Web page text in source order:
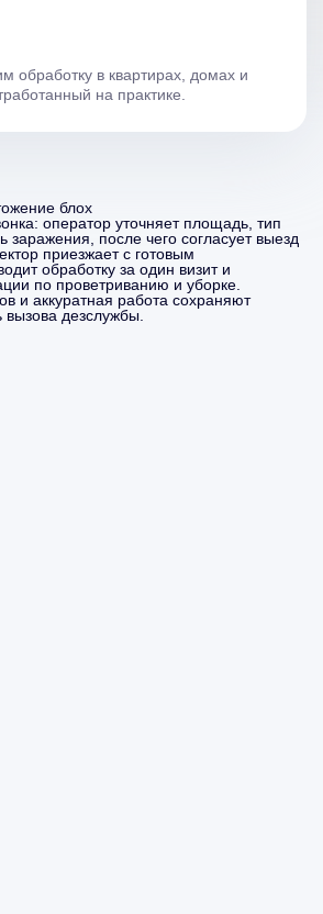
обработку в квартирах, домах и
на практике.
блох
оператор уточняет площадь, тип
после чего согласует выезд
приезжает с готовым
обработку за один визит и
по проветриванию и уборке.
и аккуратная работа сохраняют
дезслужбы.